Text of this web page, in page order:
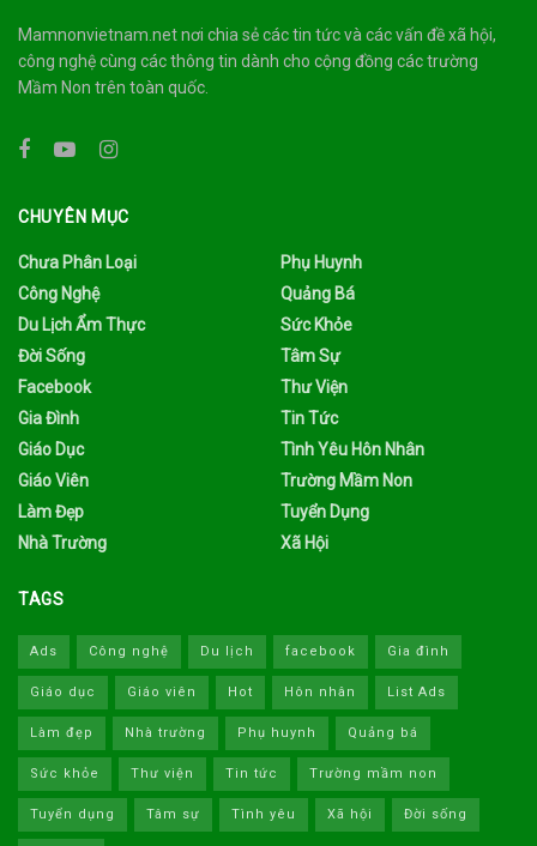
Mamnonvietnam.net nơi chia sẻ các tin tức và các vấn đề xã hội,
công nghệ cùng các thông tin dành cho cộng đồng các trường
Mầm Non trên toàn quốc.
CHUYÊN MỤC
Chưa Phân Loại
Công Nghệ
Du Lịch Ẩm Thực
Đời Sống
Facebook
Gia Đình
Giáo Dục
Giáo Viên
Làm Đẹp
Nhà Trường
Phụ Huynh
Quảng Bá
Sức Khỏe
Tâm Sự
Thư Viện
Tin Tức
Tình Yêu Hôn Nhân
Trường Mầm Non
Tuyển Dụng
Xã Hội
TAGS
Ads Công nghệ Du lịch facebook Gia đình
Giáo dục Giáo viên Hot Hôn nhân List Ads
Làm đẹp Nhà trường Phụ huynh Quảng bá
Sức khỏe Thư viện Tin tức Trường mầm non
Tuyển dụng Tâm sự Tình yêu Xã hội Đời sống